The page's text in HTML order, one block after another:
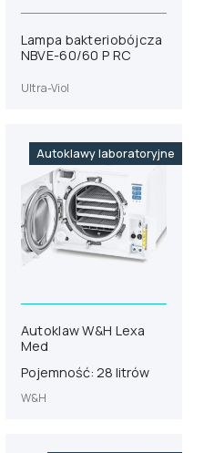
Lampa bakteriobójcza
NBVE-60/60 P RC
Ultra-Viol
Autoklawy laboratoryjne
Autoklaw W&H Lexa
Med
Pojemność: 28 litrów
W&H